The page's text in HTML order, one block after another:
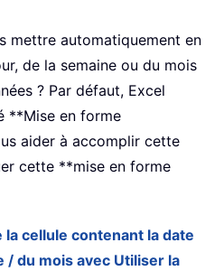
mettre automatiquement en
de la semaine ou du mois
? Par défaut, Excel
**Mise en forme
aider à accomplir cette
cette **mise en forme
cellule contenant la date
/ du mois avec Utiliser la